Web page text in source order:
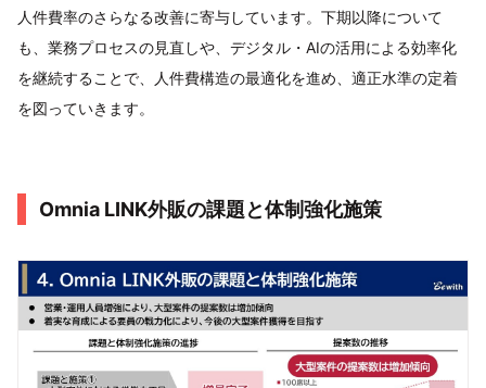
人件費率のさらなる改善に寄与しています。下期以降について
も、業務プロセスの見直しや、デジタル・AIの活用による効率化
を継続することで、人件費構造の最適化を進め、適正水準の定着
を図っていきます。
Omnia LINK外販の課題と体制強化施策